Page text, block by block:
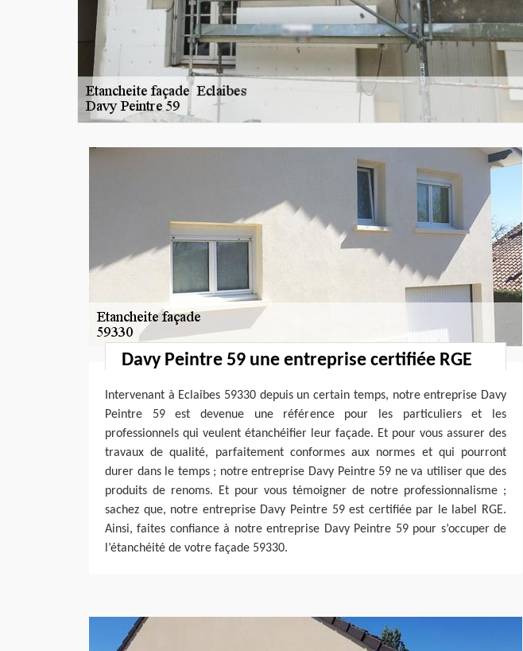
Davy Peintre 59 une entreprise certifiée RGE
Intervenant à Eclaibes 59330 depuis un certain temps, notre entreprise Davy
Peintre 59 est devenue une référence pour les particuliers et les
professionnels qui veulent étanchéifier leur façade. Et pour vous assurer des
travaux de qualité, parfaitement conformes aux normes et qui pourront
durer dans le temps ; notre entreprise Davy Peintre 59 ne va utiliser que des
produits de renoms. Et pour vous témoigner de notre professionnalisme ;
sachez que, notre entreprise Davy Peintre 59 est certifiée par le label RGE.
Ainsi, faites confiance à notre entreprise Davy Peintre 59 pour s’occuper de
l’étanchéité de votre façade 59330.